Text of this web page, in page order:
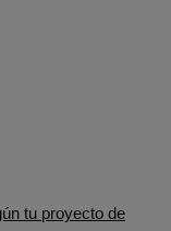
tu proyecto de